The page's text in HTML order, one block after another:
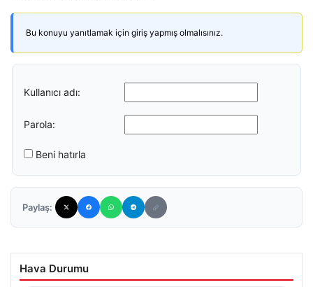
Bu konuyu yanıtlamak için giriş yapmış olmalısınız.
Kullanıcı adı:
Parola:
Beni hatırla
Paylaş:
Hava Durumu